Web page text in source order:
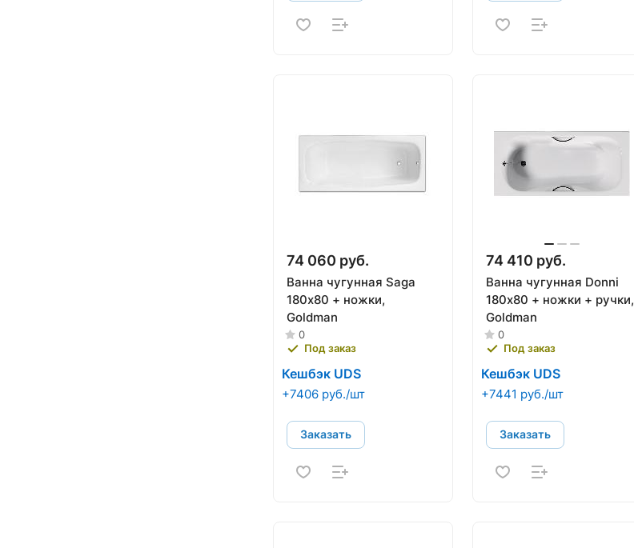
74 060 руб.
Ванна чугунная Saga
180х80 + ножки,
Goldman
0
Под заказ
Кешбэк UDS
+7406 руб./шт
Заказать
74 410 руб.
Ванна чугунная Donni
180х80 + ножки + ручки,
Goldman
0
Под заказ
Кешбэк UDS
+7441 руб./шт
Заказать